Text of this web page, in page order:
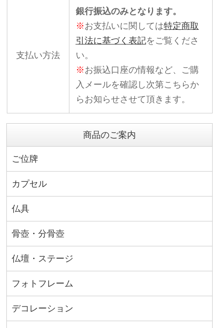
支払い方法
銀行振込のみとなります。
※お支払いに関しては特定商取
引法に基づく表記をご覧くださ
い。
※お振込口座の情報など、ご購
入メールを確認し次第こちらか
らお知らせさせて頂きます。
商品のご案内
ご位牌
カプセル
仏具
骨壺・分骨壺
仏壇・ステージ
フォトフレーム
デコレーション